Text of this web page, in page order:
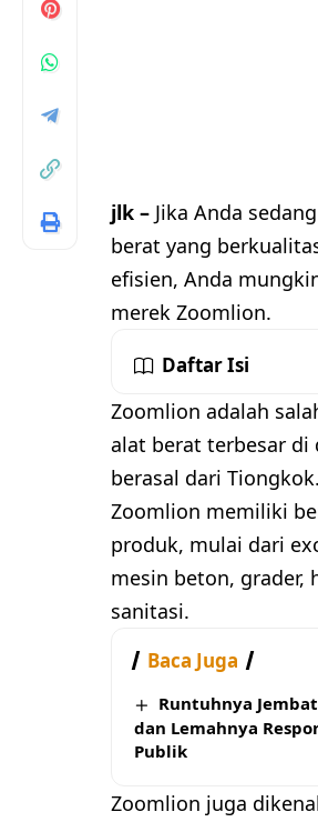
jlk – Jika Anda
berat yang
efisien, Anda
merek Zoomlion.
Daftar Isi
Zoomlion adalah
alat berat terbesar di
berasal dari Tiongkok.
Zoomlion memiliki
produk, mulai dari
mesin beton, grader,
sanitasi.
Baca Juga
Runtuhnya
dan Lemahnya
Publik
Zoomlion juga